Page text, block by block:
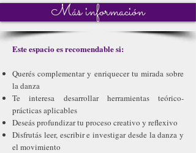
Más información
Este espacio es recomendable si:
Querés complementar y enriquecer tu mirada sobre
la danza
Te interesa desarrollar herramientas teórico-
prácticas aplicables
Deseás profundizar tu proceso creativo y reflexivo
Disfrutás leer, escribir e investigar desde la danza y
el movimiento